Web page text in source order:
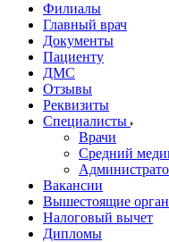
Филиалы
Главный врач
Документы
Пациенту
ДМС
Отзывы
Реквизиты
Специалисты
Врачи
Средний
Вакансии
Вышестоящие
Налоговый вычет
Дипломы